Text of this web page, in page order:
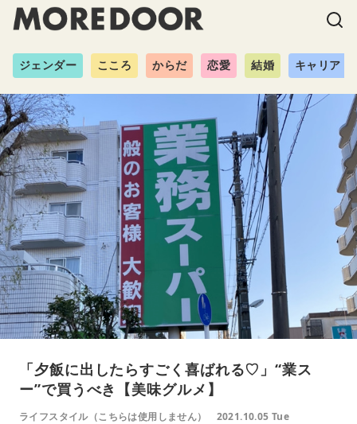
ジェンダー こころ からだ 恋愛 結婚 キャリア
「夕飯に出したらすごく喜ばれる♡」“業ス
ー”で買うべき【美味グルメ】
ライフスタイル（こちらは使用しません） 2021.10.05 Tue